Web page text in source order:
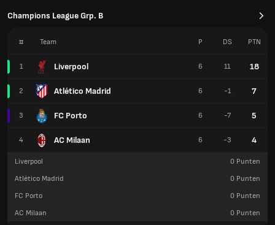
Champions League Grp. B
# Team
1 Liverpool
2 Atlético Madrid
3 FC Porto
4 AC Milaan
P DS PTN
6 11 18
6 -1 7
6 -7 5
6 -3 4
Liverpool 0 Punten
Atlético Madrid
0 Punten
FC Porto
0 Punten
AC Milaan
0 Punten